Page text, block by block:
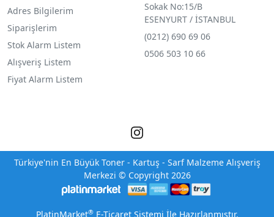
Adres Bilgilerim
Siparişlerim
Stok Alarm Listem
Alışveriş Listem
Fiyat Alarm Listem
Sokak No:15/B
ESENYURT / İSTANBUL
(0212) 690 69 06
0506 503 10 66
Türkiye'nin En Büyük Toner - Kartuş - Sarf Malzeme Alışveriş
Merkezi © Copyright 2026
PlatinMarket®E-Ticaret Sistemi İle Hazırlanmıştır.